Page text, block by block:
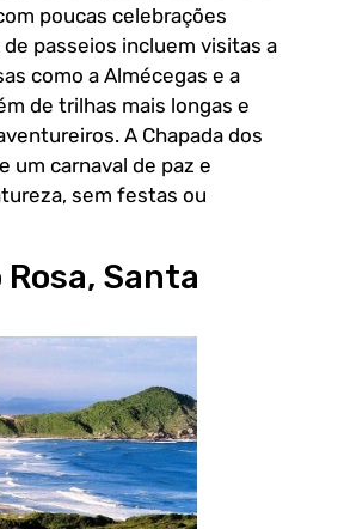
poucas celebrações
passeios incluem visitas a
como a Almécegas e a
de trilhas mais longas e
A Chapada dos
um carnaval de paz e
sem festas ou
Rosa, Santa